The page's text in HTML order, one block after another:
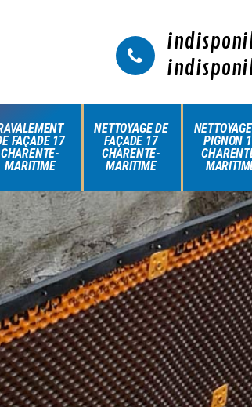
FAÇADE 17
CHARENTE-
MARITIME
NETTOYAGE DE
FAÇADE 17
CHARENTE-
MARITIME
PIGNON